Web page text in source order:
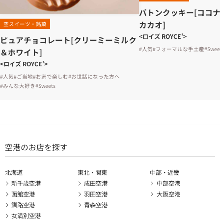
空スイーツ・銘菓
ピュアチョコレート[クリーミーミルク
＆ホワイト]
<ロイズ ROYCE'>
#人気#ご当地#お家で楽しむ#お世話になった方へ
#みんな大好き#Sweets
バトンクッキー[ココ
カカオ]
<ロイズ ROYCE'>
#人気#フォーマルな手土産
空港のお店を探す
北海道
新千歳空港
函館空港
釧路空港
女満別空港
東北・関東
成田空港
羽田空港
青森空港
中部・近畿
中部空港
大阪空港